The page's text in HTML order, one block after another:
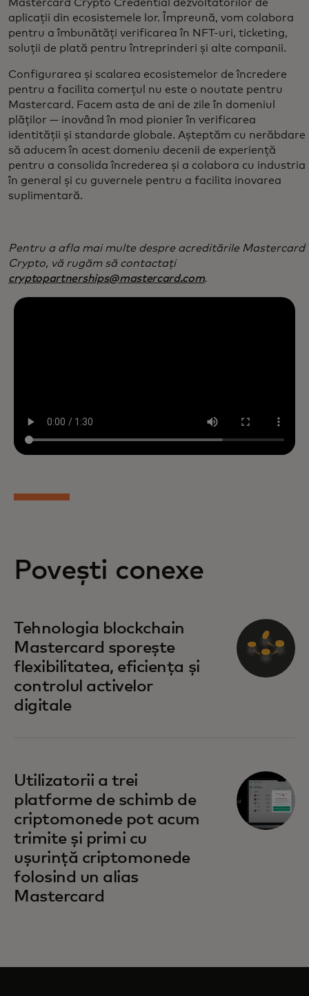
Mastercard Crypto Credential dezvoltatorilor de
aplicații din ecosistemele lor. Împreună, vom colabora
pentru a îmbunătăți verificarea în NFT-uri, ticketing,
soluții de plată pentru întreprinderi și alte companii.
Configurarea și scalarea ecosistemelor de încredere
pentru a facilita comerțul nu este o noutate pentru
Mastercard. Facem asta de ani de zile în domeniul
plăților — inovând în mod pionier în verificarea
identității și standarde globale. Așteptăm cu nerăbdare
să aducem în acest domeniu decenii de experiență
pentru a consolida încrederea și a colabora cu industria
în general și cu guvernele pentru a facilita inovarea
suplimentară.
Pentru a afla mai multe despre acreditările Mastercard
Crypto, vă rugăm să contactați
cryptopartnerships@mastercard.com.
Povești conexe
Tehnologia blockchain
Mastercard sporește
flexibilitatea, eficiența și
controlul activelor
digitale
Utilizatorii a trei
platforme de schimb de
criptomonede pot acum
trimite și primi cu
ușurință criptomonede
folosind un alias
Mastercard